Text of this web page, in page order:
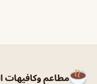
مطاعم وكافيهات